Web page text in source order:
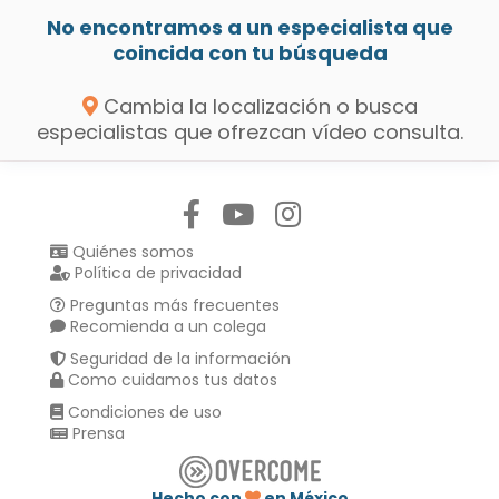
No encontramos a un especialista que
coincida con tu búsqueda
Cambia la localización o busca
especialistas que ofrezcan vídeo consulta.
Quiénes somos
Política de privacidad
Preguntas más frecuentes
Recomienda a un colega
Seguridad de la información
Como cuidamos tus datos
Condiciones de uso
Prensa